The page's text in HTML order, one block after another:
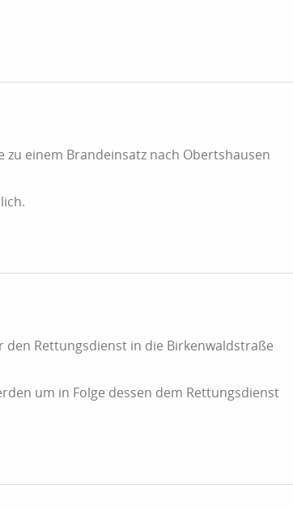
einem Brandeinsatz nach Obertshausen
Rettungsdienst in die Birkenwaldstraße
um in Folge dessen dem Rettungsdienst